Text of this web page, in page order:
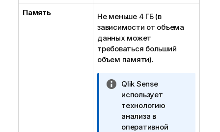
Память
Не меньше 4 ГБ (в
зависимости от объема
данных может
требоваться больший
объем памяти).
П
р
и
м
е
Qlik Sense
использует
технологию
анализа в
оперативной